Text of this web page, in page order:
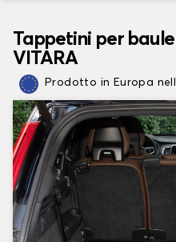
Tappetini per baule
VITARA
Prodotto in Europa